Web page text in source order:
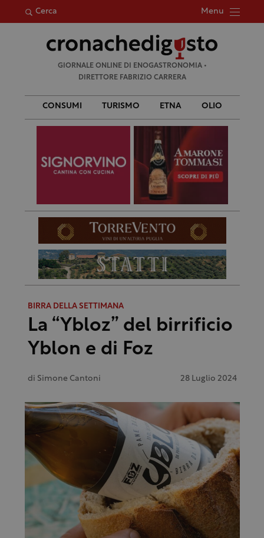
Cerca Menu
per:
GIORNALE ONLINE DI ENOGASTRONOMIA •
DIRETTORE FABRIZIO CARRERA
CONSUMI TURISMO ETNA OLIO
BIRRA DELLA SETTIMANA
La “Ybloz” del birrificio
Yblon e di Foz
di Simone Cantoni 28 Luglio 2024